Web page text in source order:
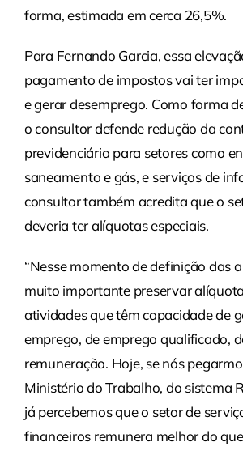
forma, estimada em cerca 26,5%.
Para Fernando Garcia, essa
pagamento de impostos vai ter
e gerar desemprego. Como forma
o consultor defende redução da
previdenciária para setores como
saneamento e gás, e serviços de
consultor também acredita que o
deveria ter alíquotas especiais.
“Nesse momento de definição das
muito importante preservar
atividades que têm capacidade de
emprego, de emprego qualificado,
remuneração. Hoje, se nós
Ministério do Trabalho, do sistema
já percebemos que o setor de
financeiros remunera melhor do